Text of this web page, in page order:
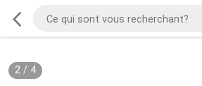
2/ 4